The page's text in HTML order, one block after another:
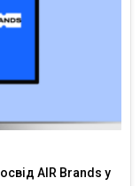
AIR Brands у